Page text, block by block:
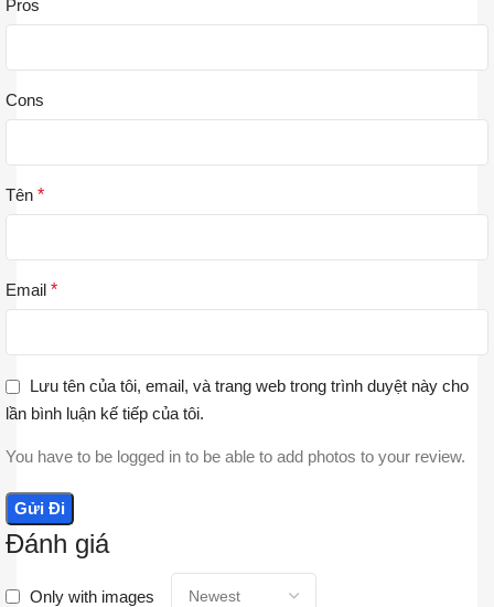
Đánh giá
Only with images
Pros
Cons
Tên *
Email *
Lưu tên của tôi, email, và trang web trong trình duyệt này cho
lần bình luận kế tiếp của tôi.
You have to be logged in to be able to add photos to your review.